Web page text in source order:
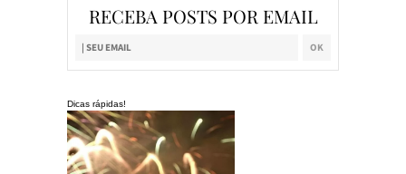
RECEBA POSTS POR EMAIL
Dicas rápidas!